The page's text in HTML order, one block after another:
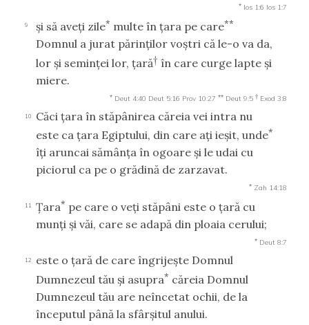
* Ios 1:6 Ios 1:7
9 şi să aveţi zile* multe în ţara pe care**
Domnul a jurat părinţilor voştri că le-o va da,
lor şi seminţei lor, ţară† în care curge lapte şi
miere.
* Deut 4:40 Deut 5:16 Prov 10:27 ** Deut 9:5 † Exod 3:8
10
Căci ţara în stăpânirea căreia vei intra nu
este ca ţara Egiptului, din care aţi ieşit, unde*
îţi aruncai sămânţa în ogoare şi le udai cu
piciorul ca pe o grădină de zarzavat.
* Zah 14:18
11 Ţara* pe care o veţi stăpâni este o ţară cu
munţi şi văi, care se adapă din ploaia cerului;
* Deut 8:7
12
este o ţară de care îngrijeşte Domnul
Dumnezeul tău şi asupra* căreia Domnul
Dumnezeul tău are neîncetat ochii, de la
începutul până la sfârşitul anului.